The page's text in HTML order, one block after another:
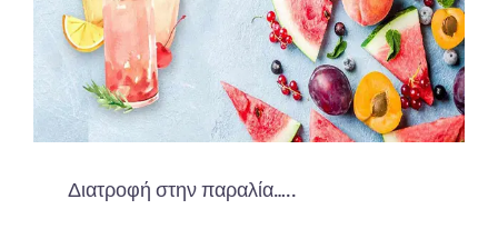
Διατροφή στην παραλία…..